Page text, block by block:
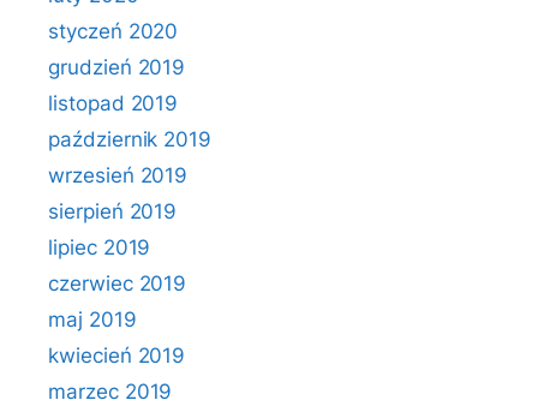
styczeń 2020
grudzień 2019
listopad 2019
październik 2019
wrzesień 2019
sierpień 2019
lipiec 2019
czerwiec 2019
maj 2019
kwiecień 2019
marzec 2019